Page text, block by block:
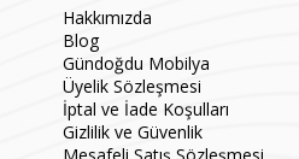
Hakkımızda
Blog
Gündoğdu Mobilya
Üyelik Sözleşmesi
İptal ve İade Koşulları
Gizlilik ve Güvenlik